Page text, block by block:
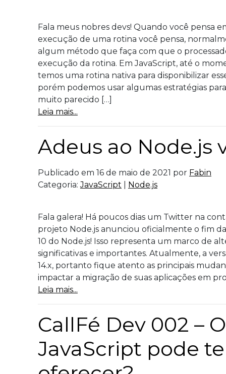
Fala meus nobres devs! Quando você pensa
execução de uma rotina você pensa,
algum método que faça com que o
execução da rotina. Em JavaScript, até o
temos uma rotina nativa para disponibilizar
porém podemos usar algumas estratégias
muito parecido […]
Leia mais...
Adeus ao Node.js
Publicado em 16 de maio de 2021 por Fabin
Categoria:JavaScript Node.js
Fala galera! Há poucos dias um Twitter na
projeto Node.js anunciou oficialmente o fim da
10 do Node.js! Isso representa um marco de
significativas e importantes. Atualmente, a
14.x, portanto fique atento as principais
impactar a migração de suas aplicações em
Leia mais...
CallFé Dev 002 –
JavaScript pode te